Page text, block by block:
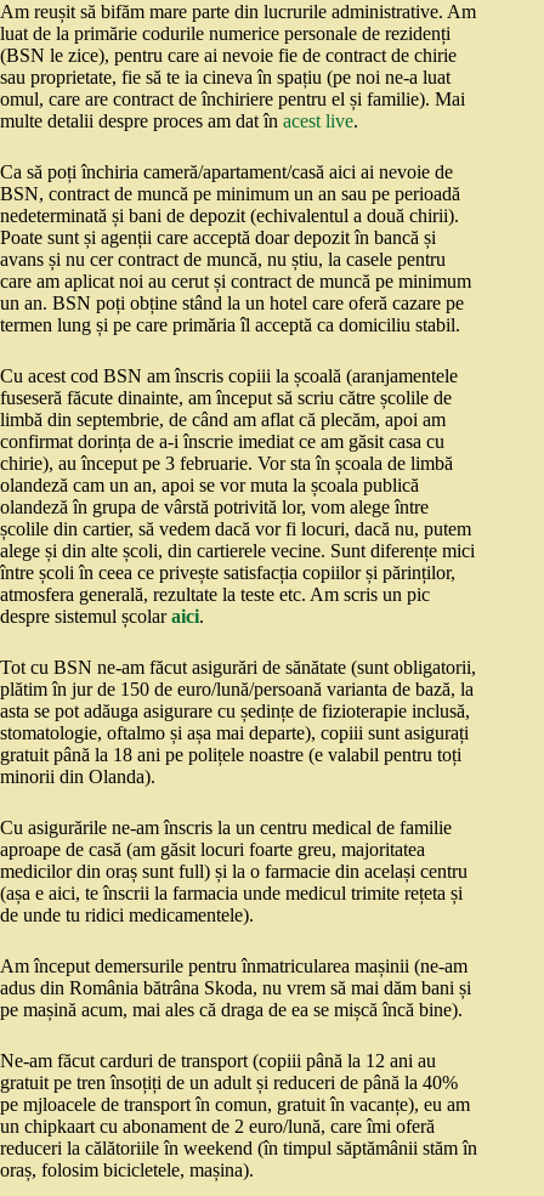
Am reușit să bifăm mare parte din lucrurile administrative. Am
luat de la primărie codurile numerice personale de rezidenți
(BSN le zice), pentru care ai nevoie fie de contract de chirie
sau proprietate, fie să te ia cineva în spațiu (pe noi ne-a luat
omul, care are contract de închiriere pentru el și familie). Mai
multe detalii despre proces am dat în acest live.
Ca să poți închiria cameră/apartament/casă aici ai nevoie de
BSN, contract de muncă pe minimum un an sau pe perioadă
nedeterminată și bani de depozit (echivalentul a două chirii).
Poate sunt și agenții care acceptă doar depozit în bancă și
avans și nu cer contract de muncă, nu știu, la casele pentru
care am aplicat noi au cerut și contract de muncă pe minimum
un an. BSN poți obține stând la un hotel care oferă cazare pe
termen lung și pe care primăria îl acceptă ca domiciliu stabil.
Cu acest cod BSN am înscris copiii la școală (aranjamentele
fuseseră făcute dinainte, am început să scriu către școlile de
limbă din septembrie, de când am aflat că plecăm, apoi am
confirmat dorința de a-i înscrie imediat ce am găsit casa cu
chirie), au început pe 3 februarie. Vor sta în școala de limbă
olandeză cam un an, apoi se vor muta la școala publică
olandeză în grupa de vârstă potrivită lor, vom alege între
școlile din cartier, să vedem dacă vor fi locuri, dacă nu, putem
alege și din alte școli, din cartierele vecine. Sunt diferențe mici
între școli în ceea ce privește satisfacția copiilor și părinților,
atmosfera generală, rezultate la teste etc. Am scris un pic
despre sistemul școlaraici.
Tot cu BSN ne-am făcut asigurări de sănătate (sunt obligatorii,
plătim în jur de 150 de euro/lună/persoană varianta de bază, la
asta se pot adăuga asigurare cu ședințe de fizioterapie inclusă,
stomatologie, oftalmo și așa mai departe), copiii sunt asigurați
gratuit până la 18 ani pe polițele noastre (e valabil pentru toți
minorii din Olanda).
Cu asigurările ne-am înscris la un centru medical de familie
aproape de casă (am găsit locuri foarte greu, majoritatea
medicilor din oraș sunt full) și la o farmacie din același centru
(așa e aici, te înscrii la farmacia unde medicul trimite rețeta și
de unde tu ridici medicamentele).
Am început demersurile pentru înmatricularea mașinii (ne-am
adus din România bătrâna Skoda, nu vrem să mai dăm bani și
pe mașină acum, mai ales că draga de ea se mișcă încă bine).
Ne-am făcut carduri de transport (copiii până la 12 ani au
gratuit pe tren însoțiți de un adult și reduceri de până la 40%
pe mjloacele de transport în comun, gratuit în vacanțe), eu am
un chipkaart cu abonament de 2 euro/lună, care îmi oferă
reduceri la călătoriile în weekend (în timpul săptămânii stăm în
oraș, folosim bicicletele, mașina).